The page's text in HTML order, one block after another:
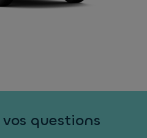
questions